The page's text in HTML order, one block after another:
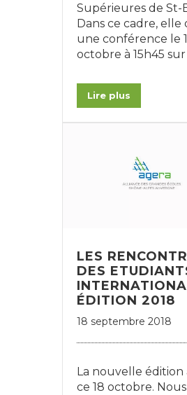
Supérieures de St-
Dans ce cadre, elle
une conférence le
octobre à 15h45 sur
Lire plus
LES
DES
ÉDITION 2018
18 septembre 2018
La nouvelle édition
ce 18 octobre. Nous